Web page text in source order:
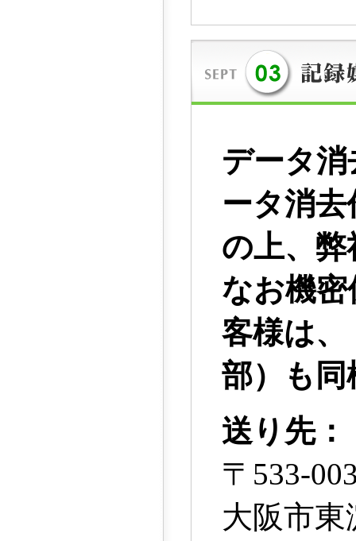
データ
ータ消
の上、
なお機
客様は、
部）も
送り先：
〒533-
大阪市東